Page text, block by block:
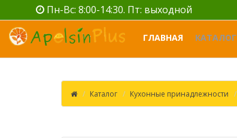
Пн-Вс: 8:00-14:30. Пт: выходной
ГЛАВНАЯ КАТАЛОГ
Каталог Кухонные принадлежности